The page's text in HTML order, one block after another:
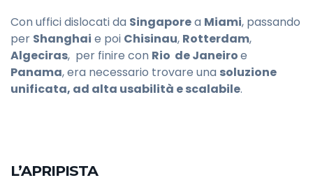
Con uffici dislocati da Singaporea Miami, passando
per Shanghai e poi Chisinau, Rotterdam,
Algeciras, per finire con Rio de Janeiroe
Panama, era necessario trovare una soluzione
unificata, ad alta usabilità e scalabile.
L’APRIPISTA